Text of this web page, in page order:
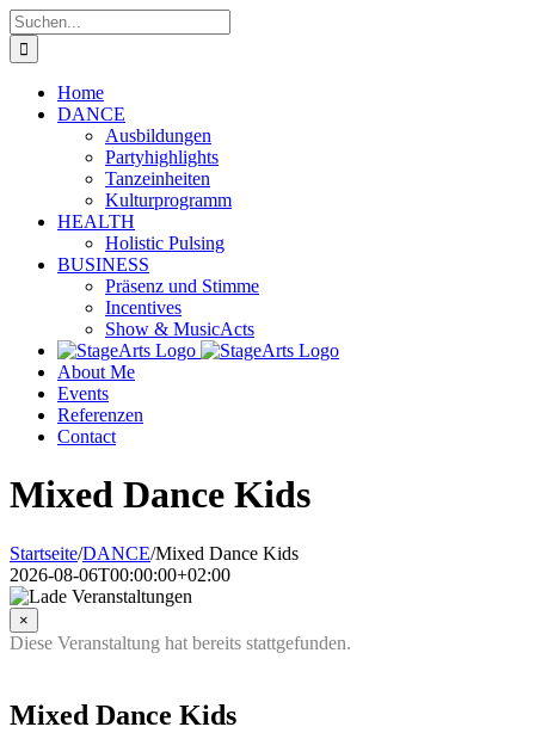
Zum
Inhalt
springen
Suche
nach:
Home
DANCE
Ausbildungen
Partyhighlights
Tanzeinheiten
Kulturprogramm
HEALTH
Holistic Pulsing
BUSINESS
Präsenz und Stimme
Incentives
Show & MusicActs
About Me
Events
Referenzen
Contact
Mixed Dance Kids
Startseite/DANCE/Mixed Dance Kids
2026-08-06T00:00:00+02:00
×
Diese Veranstaltung hat bereits stattgefunden.
Mixed Dance Kids